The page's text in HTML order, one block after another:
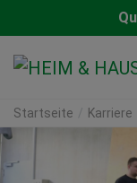
Startseite Karriere